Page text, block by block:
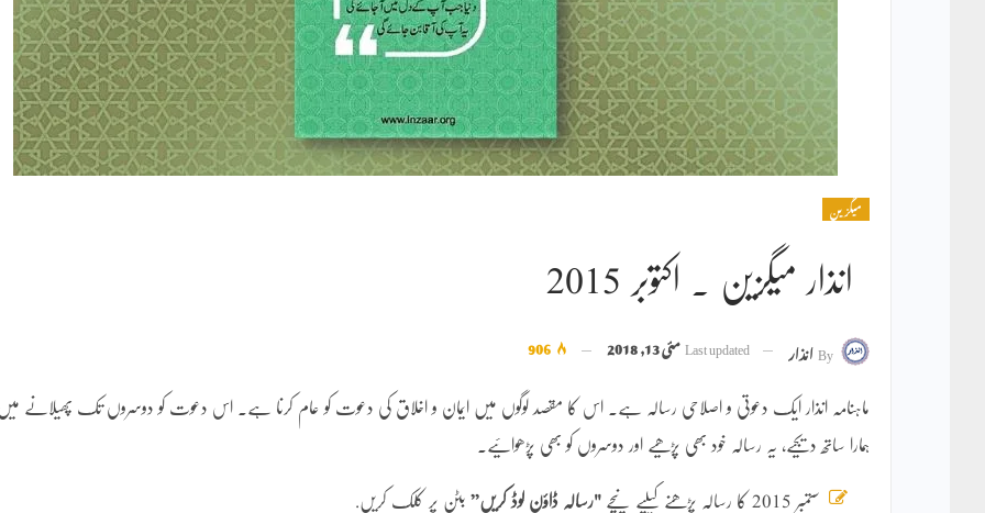
میگزین
انذار میگزین ۔ اکتوبر 2015
Byانذار Last updatedمئی 13, 2018
ماہنامہ انذار ایک دعوتی و اصلاحی رسالہ ہے۔ اس کا مقصد لوگوں میں ایمان و اخلاق کی دعوت کو عام کرنا ہے۔ اس دعوت کو دوسروں تک پھیلانے
ہمارا ساتھ دیجیے، یہ رسالہ خود بھی پڑھیے اور دوسروں کو بھی پڑھوائیے۔
ستمبر 2015 کا رسالہ پڑھنے کیلیے نیچے "رسالہ ڈاؤن لوڈ کریں” بٹن پر کلک کریں.